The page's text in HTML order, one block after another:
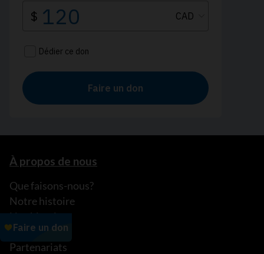
À propos de nous
Que faisons-nous?
Notre histoire
Nos histoires
Notre équipe
Partenariats